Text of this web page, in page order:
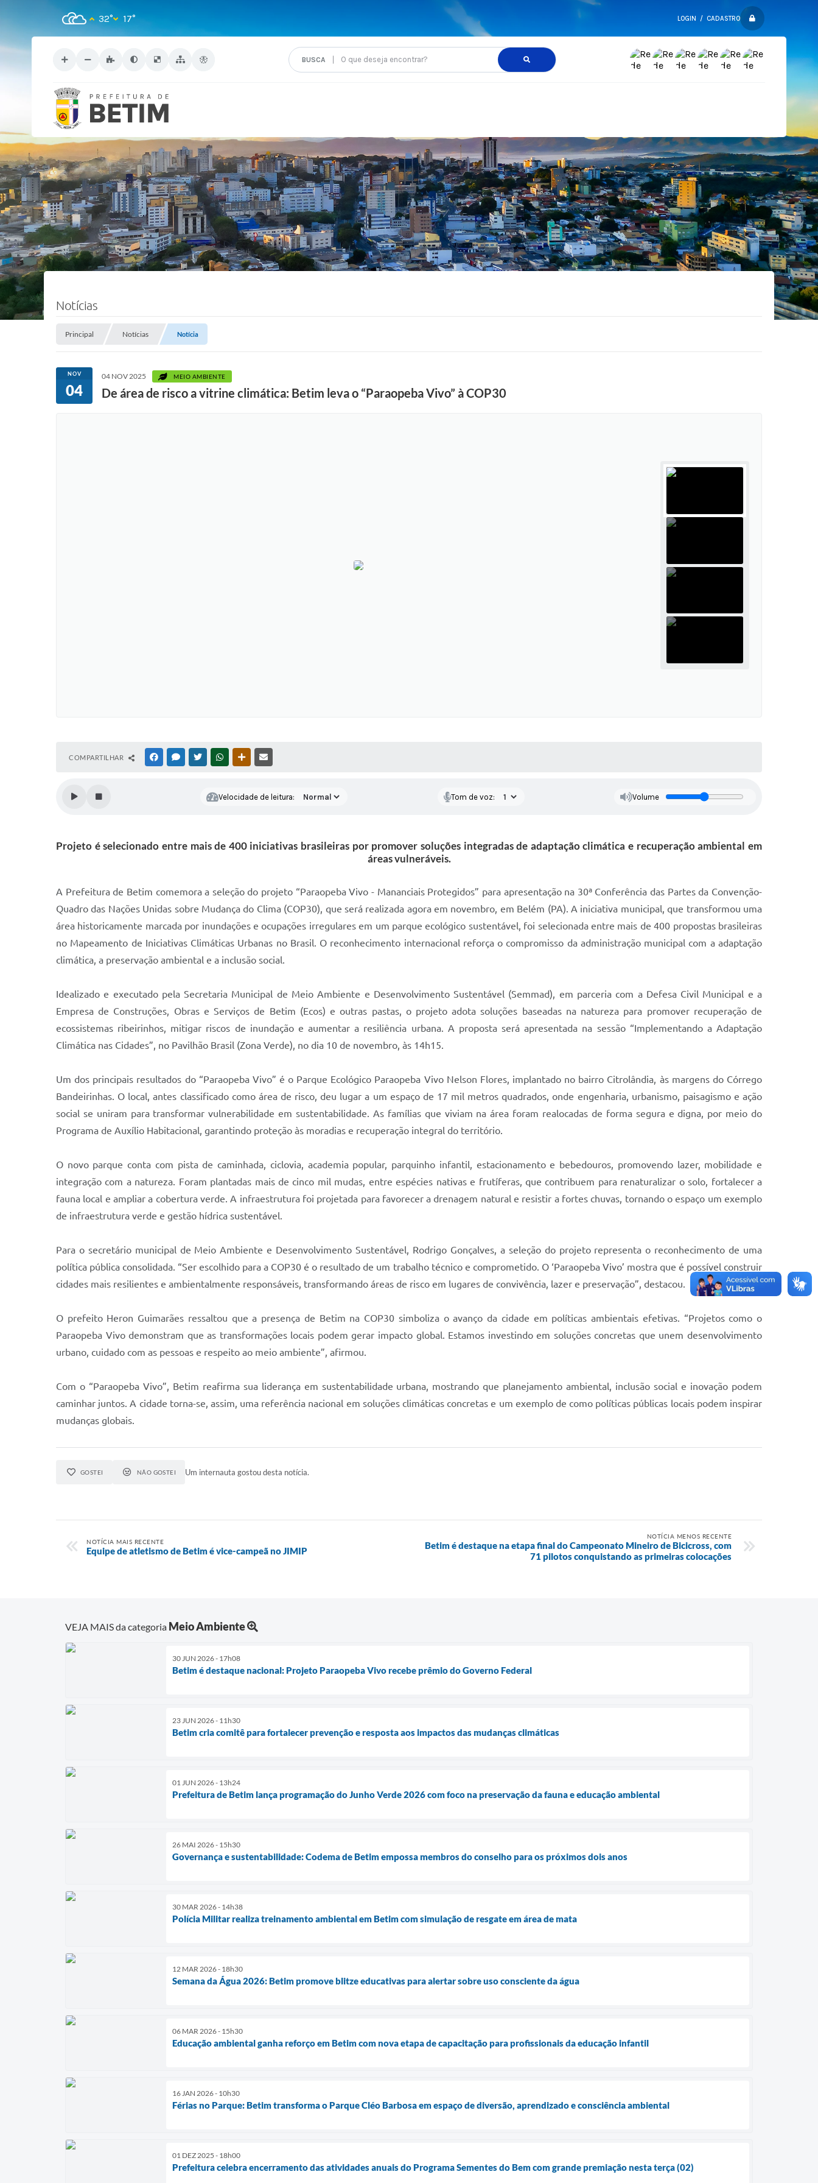
LOGIN / CADASTRO
O que deseja encontrar?
32° 17°
Notícias
Principal Notícias Notícia
NOV
04
04 NOV 2025 MEIO AMBIENTE
De área de risco a vitrine climática: Betim leva o “Paraopeba Vivo” à COP30
COMPARTILHAR FACEBOOKMESSENGER
TWITTERWHATSAPPOUTRAS MÍDIAS
Velocidade de leitura: Tom de voz: Volume
Projeto é selecionado entre mais de 400 iniciativas brasileiras por promover soluções integradas de adaptação climática e recuperação ambiental em
áreas vulneráveis.
A Prefeitura de Betim comemora a seleção do projeto “Paraopeba Vivo - Mananciais Protegidos” para apresentação na 30ª Conferência das Partes da Convenção-
Quadro das Nações Unidas sobre Mudança do Clima (COP30), que será realizada agora em novembro, em Belém (PA). A iniciativa municipal, que transformou uma
área historicamente marcada por inundações e ocupações irregulares em um parque ecológico sustentável, foi selecionada entre mais de 400 propostas brasileiras
no Mapeamento de Iniciativas Climáticas Urbanas no Brasil. O reconhecimento internacional reforça o compromisso da administração municipal com a adaptação
climática, a preservação ambiental e a inclusão social.
Idealizado e executado pela Secretaria Municipal de Meio Ambiente e Desenvolvimento Sustentável (Semmad), em parceria com a Defesa Civil Municipal e a
Empresa de Construções, Obras e Serviços de Betim (Ecos) e outras pastas, o projeto adota soluções baseadas na natureza para promover recuperação de
ecossistemas ribeirinhos, mitigar riscos de inundação e aumentar a resiliência urbana. A proposta será apresentada na sessão “Implementando a Adaptação
Climática nas Cidades”, no Pavilhão Brasil (Zona Verde), no dia 10 de novembro, às 14h15.
Um dos principais resultados do “Paraopeba Vivo” é o Parque Ecológico Paraopeba Vivo Nelson Flores, implantado no bairro Citrolândia, às margens do Córrego
Bandeirinhas. O local, antes classificado como área de risco, deu lugar a um espaço de 17 mil metros quadrados, onde engenharia, urbanismo, paisagismo e ação
social se uniram para transformar vulnerabilidade em sustentabilidade. As famílias que viviam na área foram realocadas de forma segura e digna, por meio do
Programa de Auxílio Habitacional, garantindo proteção às moradias e recuperação integral do território.
O novo parque conta com pista de caminhada, ciclovia, academia popular, parquinho infantil, estacionamento e bebedouros, promovendo lazer, mobilidade e
integração com a natureza. Foram plantadas mais de cinco mil mudas, entre espécies nativas e frutíferas, que contribuem para renaturalizar o solo, fortalecer a
fauna local e ampliar a cobertura verde. A infraestrutura foi projetada para favorecer a drenagem natural e resistir a fortes chuvas, tornando o espaço um exemplo
de infraestrutura verde e gestão hídrica sustentável.
Para o secretário municipal de Meio Ambiente e Desenvolvimento Sustentável, Rodrigo Gonçalves, a seleção do projeto representa o reconhecimento de uma
política pública consolidada. “Ser escolhido para a COP30 é o resultado de um trabalho técnico e comprometido. O ‘Paraopeba Vivo’ mostra que é possível construir
cidades mais resilientes e ambientalmente responsáveis, transformando áreas de risco em lugares de convivência, lazer e preservação”, destacou.
O prefeito Heron Guimarães ressaltou que a presença de Betim na COP30 simboliza o avanço da cidade em políticas ambientais efetivas. “Projetos como o
Paraopeba Vivo demonstram que as transformações locais podem gerar impacto global. Estamos investindo em soluções concretas que unem desenvolvimento
urbano, cuidado com as pessoas e respeito ao meio ambiente”, afirmou.
Com o “Paraopeba Vivo”, Betim reafirma sua liderança em sustentabilidade urbana, mostrando que planejamento ambiental, inclusão social e inovação podem
caminhar juntos. A cidade torna-se, assim, uma referência nacional em soluções climáticas concretas e um exemplo de como políticas públicas locais podem inspirar
mudanças globais.
GOSTEI NÃO GOSTEI Um internauta gostou desta notícia.
NOTÍCIA MAIS RECENTE
Equipe de atletismo de Betim é vice-campeã no JIMIP
NOTÍCIA MENOS RECENTE
Betim é destaque na etapa final do Campeonato Mineiro de Bicicross, com
71 pilotos conquistando as primeiras colocações
VEJA MAIS da categoria Meio Ambiente
30 JUN 2026 - 17h08
Betim é destaque nacional: Projeto Paraopeba Vivo recebe prêmio do Governo Federal
23 JUN 2026 - 11h30
Betim cria comitê para fortalecer prevenção e resposta aos impactos das mudanças climáticas
01 JUN 2026 - 13h24
Prefeitura de Betim lança programação do Junho Verde 2026 com foco na preservação da fauna e educação ambiental
26 MAI 2026 - 15h30
Governança e sustentabilidade: Codema de Betim empossa membros do conselho para os próximos dois anos
30 MAR 2026 - 14h38
Polícia Militar realiza treinamento ambiental em Betim com simulação de resgate em área de mata
12 MAR 2026 - 18h30
Semana da Água 2026: Betim promove blitze educativas para alertar sobre uso consciente da água
06 MAR 2026 - 15h30
Educação ambiental ganha reforço em Betim com nova etapa de capacitação para profissionais da educação infantil
16 JAN 2026 - 10h30
Férias no Parque: Betim transforma o Parque Cléo Barbosa em espaço de diversão, aprendizado e consciência ambiental
01 DEZ 2025 - 18h00
Prefeitura celebra encerramento das atividades anuais do Programa Sementes do Bem com grande premiação nesta terça (02)